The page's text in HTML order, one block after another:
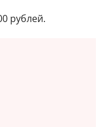
рублей.